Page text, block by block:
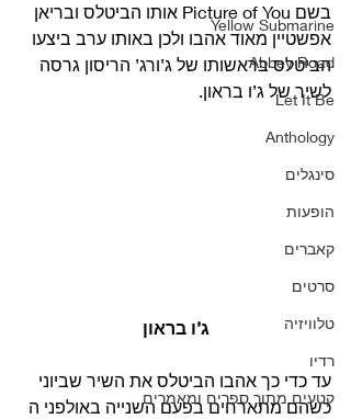
Yellow Submarine
Abbey Road
Let It Be
Anthology
סינגלים
הופעות
קאברים
סרטים
טלוויזיה
רדיו
קטעים מתוך ספרים ומאמרים
בשם Picture of You אותו הביטלס ובריאן
אפשטיין מאוד אהבו ולכן באותו ערב ביצעו
הביטלס בראשותו של ג’ורג’ הריסון גרסה
לשיר של ג’ו בראון.
ג’ו בראון
עד כדי כך אהבו הביטלס את השיר שביוני
כשהם מתארחים בפעם השנייה באולפני ה